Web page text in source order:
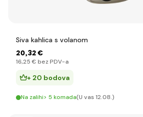
Siva kahlica s volanom
20,32 €
16,25 € bez PDV-a
+ 20 bodova
Na zalihi> 5 komada(U vas 12.08.)